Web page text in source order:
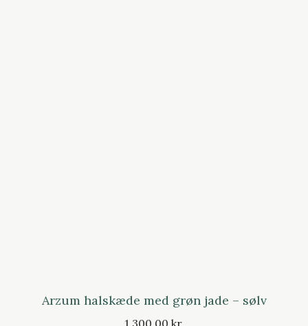
Arzum halskæde med grøn jade – sølv
1.300,00 kr.